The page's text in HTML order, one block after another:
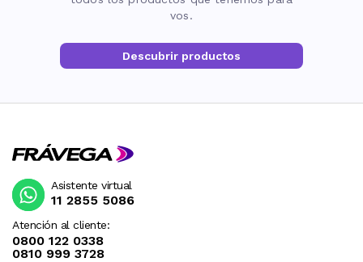
vos.
Descubrir productos
Atención al cliente:
0800 122 0338
0810 999 3728
Asistente virtual
11 2855 5086